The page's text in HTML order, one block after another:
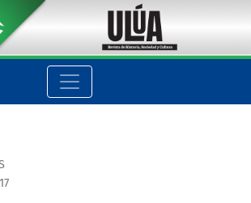
de Jamaica por la Corona española y